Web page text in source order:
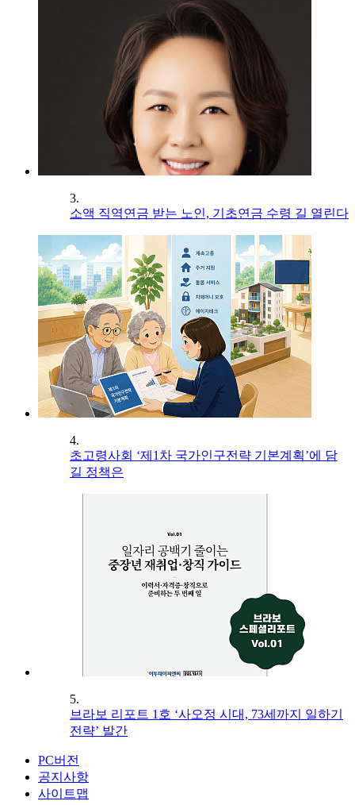
3.
소액 직역연금 받는 노인, 기초연금 수령 길 열린다
4.
초고령사회 ‘제1차 국가인구전략 기본계획’에 담
길 정책은
5.
브라보 리포트 1호 ‘사오정 시대, 73세까지 일하기
전략’ 발간
PC버전
공지사항
사이트맵